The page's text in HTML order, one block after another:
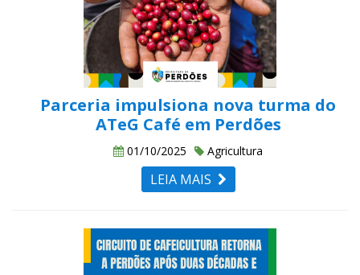
Parceria impulsiona nova turma do
ATeG Café em Perdões
01/10/2025 Agricultura
LEIA MAIS